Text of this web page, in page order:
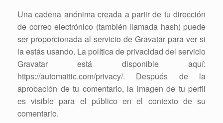
Una cadena anónima creada a partir de tu dirección
de correo electrónico (también llamada hash) puede
ser proporcionada al servicio de Gravatar para ver si
la estás usando. La política de privacidad del servicio
Gravatar está disponible aquí:
https://automattic.com/privacy/. Después de la
aprobación de tu comentario, la imagen de tu perfil
es visible para el público en el contexto de su
comentario.